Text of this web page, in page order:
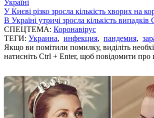
Україні
У Києві різко зросла кількість хворих на
В Україні утричі зросла кількість
СПЕЦТЕМА: Коронавірус
ТЕГИ: Украина, инфекция, пандемия,
Якщо ви помітили помилку, виділіть
натисніть Ctrl + Enter, щоб повідомити про